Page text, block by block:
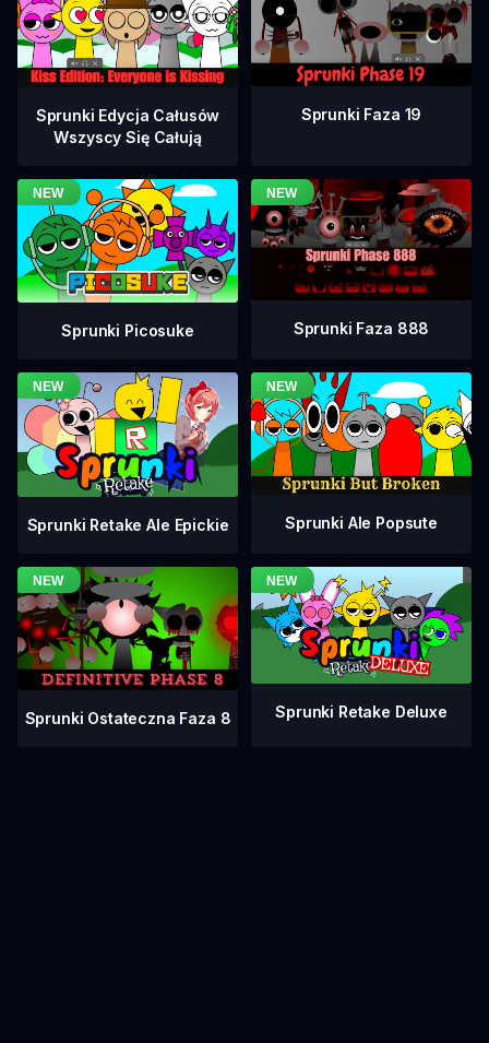
Sprunki Edycja Całusów
Wszyscy Się Całują
Sprunki Faza 19
Sprunki Picosuke Sprunki Faza 888
Sprunki Retake Ale Epickie Sprunki Ale Popsute
Sprunki Ostateczna Faza 8 Sprunki Retake Deluxe